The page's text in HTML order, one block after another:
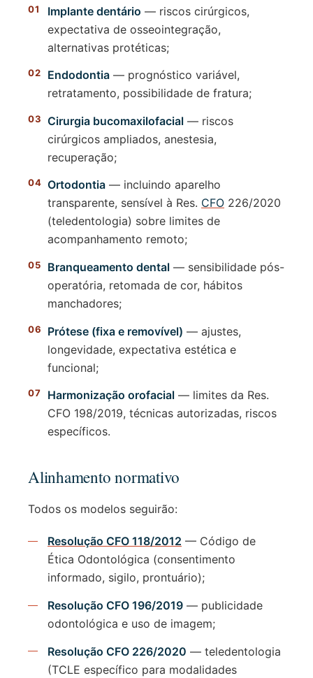
Implante dentário — riscos cirúrgicos,
expectativa de osseointegração,
alternativas protéticas;
Endodontia — prognóstico variável,
retratamento, possibilidade de fratura;
Cirurgia bucomaxilofacial — riscos
cirúrgicos ampliados, anestesia,
recuperação;
Ortodontia — incluindo aparelho
transparente, sensível à Res. CFO 226/2020
(teledentologia) sobre limites de
acompanhamento remoto;
Branqueamento dental — sensibilidade pós-
operatória, retomada de cor, hábitos
manchadores;
Prótese (fixa e removível) — ajustes,
longevidade, expectativa estética e
funcional;
Harmonização orofacial — limites da Res.
CFO 198/2019, técnicas autorizadas, riscos
específicos.
Alinhamento normativo
Todos os modelos seguirão:
Resolução CFO 118/2012 — Código de
Ética Odontológica (consentimento
informado, sigilo, prontuário);
Resolução CFO 196/2019 — publicidade
odontológica e uso de imagem;
Resolução CFO 226/2020 — teledentologia
(TCLE específico para modalidades